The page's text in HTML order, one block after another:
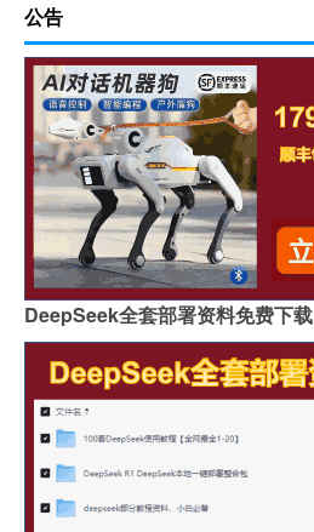
公告
DeepSeek全套部署资料免费下载